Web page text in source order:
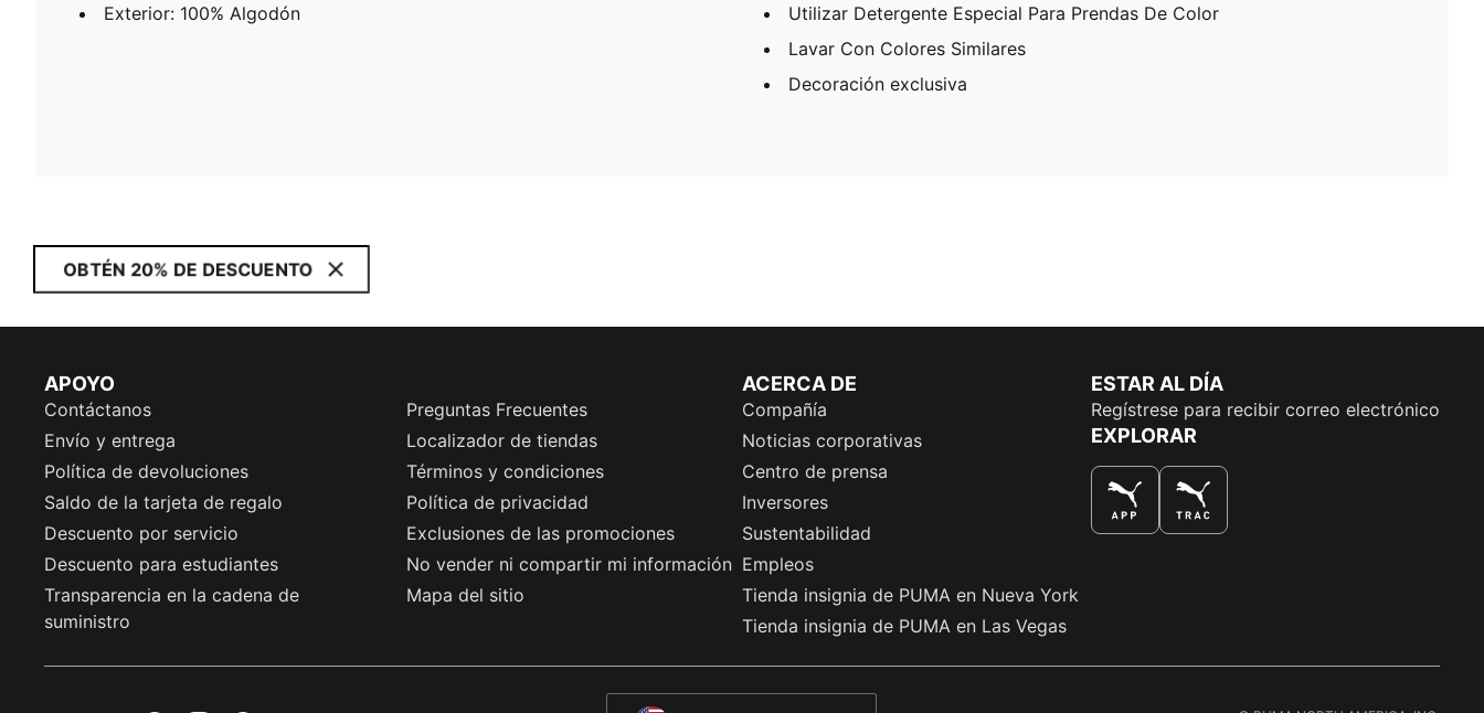
Exterior: 100% Algodón
Utilizar Detergente Especial Para Prendas De Color
Lavar Con Colores Similares
Decoración exclusiva
OBTÉN 20% DE DESCUENTO
APOYO
Contáctanos
Preguntas Frecuentes
Envío y entrega
Localizador de tiendas
Política de devoluciones
Términos y condiciones
Saldo de la tarjeta de regalo
Política de privacidad
Descuento por servicio
Exclusiones de las promociones
Descuento para estudiantes
No vender ni compartir mi información
Transparencia en la cadena de
suministro
Mapa del sitio
ACERCA DE
Compañía
Noticias corporativas
Centro de prensa
Inversores
Sustentabilidad
Empleos
Tienda insignia de PUMA en Nueva York
Tienda insignia de PUMA en Las Vegas
ESTAR AL DÍA
Regístrese para recibir correo electrónico
EXPLORAR